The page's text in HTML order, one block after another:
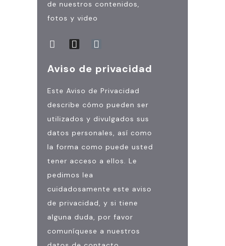
de nuestros contenidos,
fotos y video
Aviso de privacidad
Este Aviso de Privacidad
describe cómo pueden ser
utilizados y divulgados sus
datos personales, así como
la forma como puede usted
tener acceso a ellos. Le
pedimos lea
cuidadosamente este aviso
de privacidad, y si tiene
alguna duda, por favor
comuníquese a nuestros